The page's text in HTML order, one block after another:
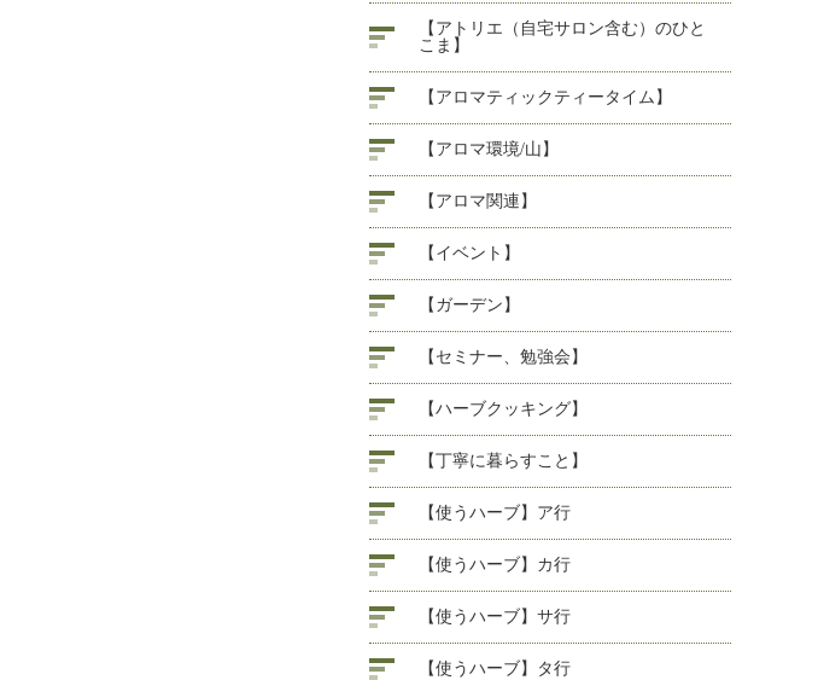
【アトリエ（自宅サロン含む）のひと
こま】
【アロマティックティータイム】
【アロマ環境/山】
【アロマ関連】
【イベント】
【ガーデン】
【セミナー、勉強会】
【ハーブクッキング】
【丁寧に暮らすこと】
【使うハーブ】ア行
【使うハーブ】カ行
【使うハーブ】サ行
【使うハーブ】タ行